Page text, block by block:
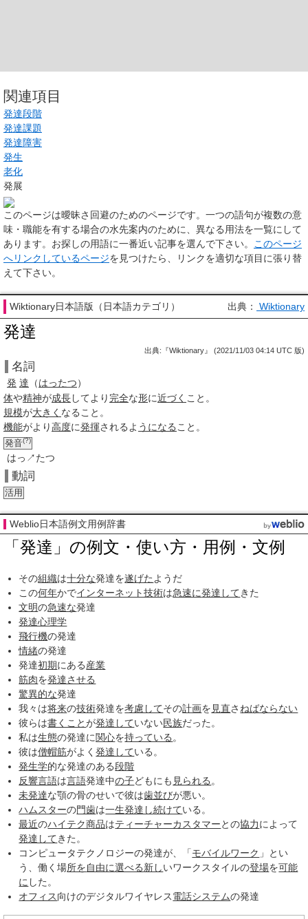
関連項目
発達段階
発達課題
発達障害
発生
老化
発展
このページは曖昧さ回避のためのページです。一つの語句が複数の意
味・職能を有する場合の水先案内のために、異なる用法を一覧にして
あります。お探しの用語に一番近い記事を選んで下さい。 このページ
へリンクしているページを見つけたら、リンクを適切な項目に張り替
えて下さい。
Wiktionary日本語版（日本語カテゴリ） 出典： Wiktionary
発達
出典:『Wiktionary』 (2021/11/03 04:14 UTC 版)
名詞
発 達 （はったつ）
体や精神が成長してより 完全な形に近づく こと。
規模が大きく なること。
機能がより高度に発揮されるよ うになること。
発音(?)
はっ↗たつ
動詞
活用
Weblio日本語例文用例辞書
「発達」の例文・使い方・用例・文例
その組織は十分な発達を遂げた ようだ
この何年かでインターネット技術は急速に発達してきた
文明の急速な発達
発達心理学
飛行機の発達
情緒の発達
発達初期にある産業
筋肉を発達させる
驚異的な発達
我々は将来の技術発達を考慮してその計画を 見直さ ねばならない
彼らは書くことが発達していない民族だった。
私は生態の発達に関心を持っている 。
彼は僧帽筋がよく発達している。
発生学的な発達のある段階
反響言語は言語発達中の子どもにも 見られる 。
未発達な顎の骨のせいで彼は歯並びが悪い。
ハムスターの門歯は一生発達し続けている。
最近のハイテク商品はティーチャーカスタマーとの協力によって
発達してきた。
コンピュータテクノロジーの発達が、「モバイルワーク 」とい
う、働く場所を自由に選べる新しいワークスタイルの登場を可能
に した。
オフィス向けのデジタルワイヤレス電話システムの発達